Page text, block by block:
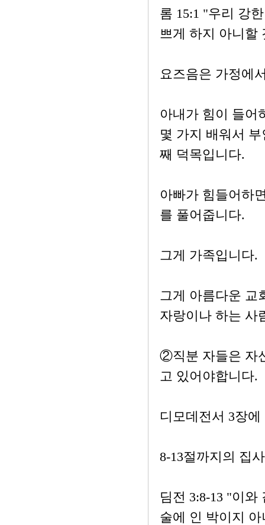
롬 15:1 "우리 강
쁘게 하지 아니할
요즈음은 가정에
아내가 힘이 들어
몇 가지 배워서
째 덕목입니다.
아빠가 힘들어하
를 풀어줍니다.
그게 가족입니다.
그게 아름다운 교
자랑이나 하는 사
②직분 자들은 자
고 있어야합니다.
디모데전서 3장
8-13절까지의 집
딤전 3:8-13 "이
술에 인 박이지